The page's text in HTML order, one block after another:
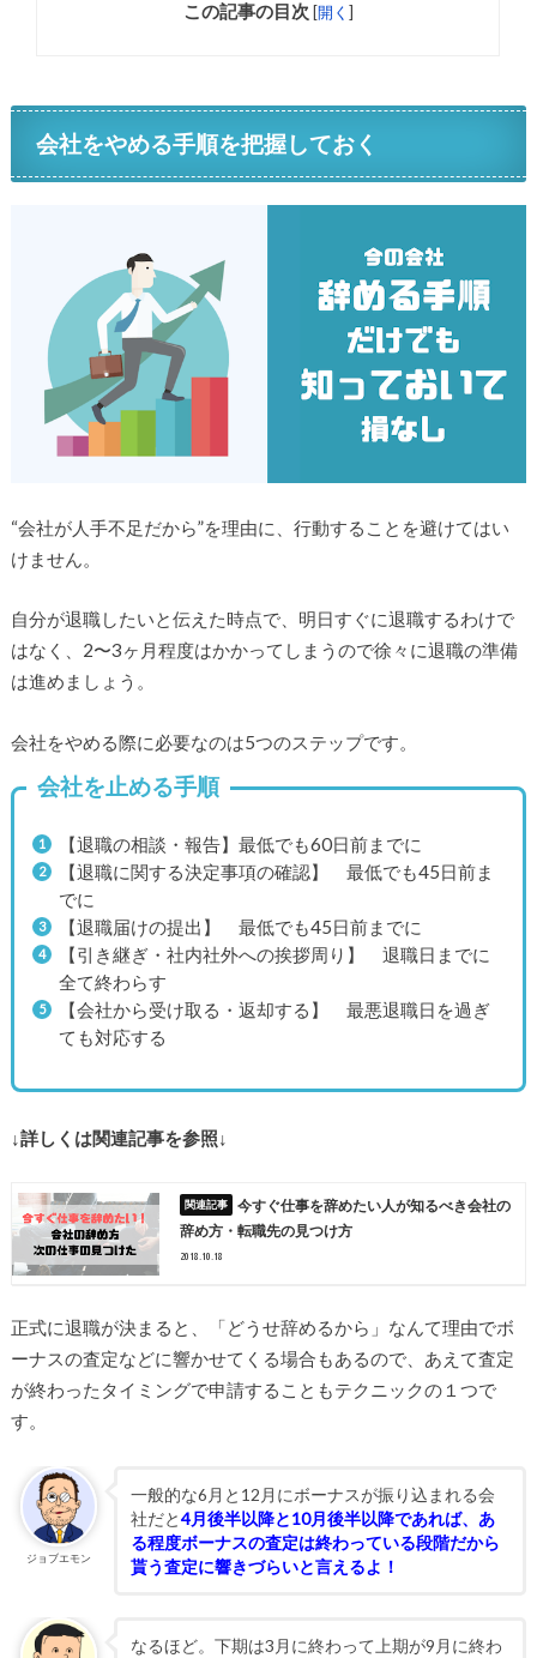
この記事の目次 [開く ]
会社をやめる手順を把握しておく
“会社が人手不足だから”を理由に、行動することを避けてはい
けません。
自分が退職したいと伝えた時点で、明日すぐに退職するわけで
はなく、2〜3ヶ月程度はかかってしまうので徐々に退職の準備
は進めましょう。
会社をやめる際に必要なのは5つのステップです。
会社を止める手順
【退職の相談・報告】最低でも60日前までに
【退職に関する決定事項の確認】 最低でも45日前ま
でに
【退職届けの提出】 最低でも45日前までに
【引き継ぎ・社内社外への挨拶周り】 退職日までに
全て終わらす
【会社から受け取る・返却する】 最悪退職日を過ぎ
ても対応する
↓詳しくは関連記事を参照↓
今すぐ仕事を辞めたい人が知るべき会社の
辞め方・転職先の見つけ方
2018.10.18
正式に退職が決まると、「どうせ辞めるから」なんて理由でボ
ーナスの査定などに響かせてくる場合もあるので、あえて査定
が終わったタイミングで申請することもテクニックの１つで
す。
ジョブエモン
一般的な6月と12月にボーナスが振り込まれる会
社だと4月後半以降と10月後半以降であれば、あ
る程度ボーナスの査定は終わっている段階だから
貰う査定に響きづらいと言えるよ！
なるほど。下期は3月に終わって上期が9月に終わ